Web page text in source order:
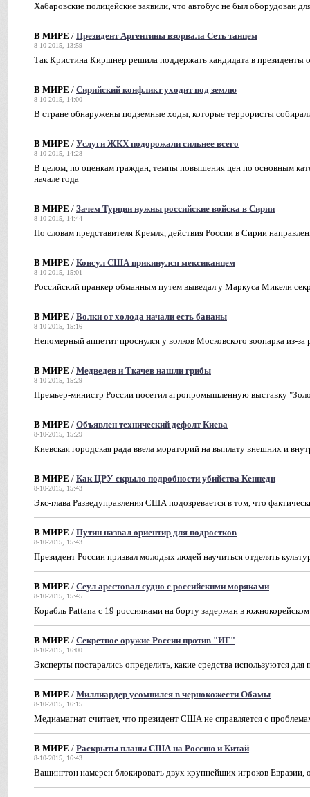
Хабаровские полицейские заявили, что автобус не был оборудован
В МИРЕ / Президент Аргентины взорвала Сеть танцем
8-10-2015, 13:59
Так Кристина Киршнер решила поддержать кандидата в президенты
В МИРЕ / Сирийский конфликт уходит под землю
8-10-2015, 14:00
В стране обнаружены подземные ходы, которые террористы
В МИРЕ / Услуги ЖКХ подорожали сильнее всего
8-10-2015, 14:28
В целом, по оценкам граждан, темпы повышения цен по основным
начале года
В МИРЕ / Зачем Турции нужны российские войска в Сирии
8-10-2015, 14:44
По словам представителя Кремля, действия России в Сирии
В МИРЕ / Консул США прикинулся мексиканцем
8-10-2015, 15:01
Российский пранкер обманным путем выведал у Маркуса Микели
В МИРЕ / Волки от холода начали есть бананы
8-10-2015, 15:16
Непомерный аппетит проснулся у волков Московского зоопарка из-за
В МИРЕ / Медведев и Ткачев нашли грибы
8-10-2015, 15:29
Премьер-министр России посетил агропромышленную выставку
В МИРЕ / Объявлен технический дефолт Киева
8-10-2015, 15:29
Киевская городская рада ввела мораторий на выплату внешних и
В МИРЕ / Как ЦРУ скрыло подробности убийства Кеннеди
8-10-2015, 15:43
Экс-глава Разведуправления США подозревается в том, что
В МИРЕ / Путин назвал ориентир для подростков
8-10-2015, 15:43
Президент России призвал молодых людей научиться отделять
В МИРЕ / Сеул арестовал судно с российскими моряками
8-10-2015, 15:45
Корабль Pattana с 19 россиянами на борту задержан в
В МИРЕ / Секретное оружие России против "ИГ"
8-10-2015, 16:00
Эксперты постарались определить, какие средства используются
В МИРЕ / Миллиардер усомнился в чернокожести Обамы
8-10-2015, 16:15
Медиамагнат считает, что президент США не справляется с
В МИРЕ / Раскрыты планы США на Россию и Китай
8-10-2015, 16:43
Вашингтон намерен блокировать двух крупнейших игроков Евразии,